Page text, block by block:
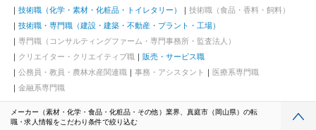
技術職（化学・素材・化粧品・トイレタリー）
技術職（食品・香料・飼料）
技術職・専門職（建設・建築・不動産・プラント・工場）
専門職（コンサルティングファーム・専門事務所・監査法人）
クリエイター・クリエイティブ職
販売・サービス職
公務員・教員・農林水産関連職
事務・アシスタント
医療系専門職
金融系専門職
メーカー（素材・化学・食品・化粧品・その他）業界、真庭市（岡山県）の転
職・求人情報をこだわり条件で絞り込む